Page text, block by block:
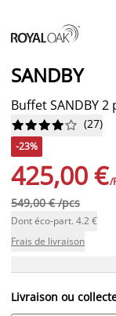
SANDBY
Buffet SANDBY





 (27)
-23%
425,00 €/
549,00 € /pcs
Dont éco-part. 4.2 €
Frais de livraison
Livraison ou